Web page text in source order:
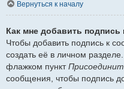
Вернуться к началу
Как мне добавить
Чтобы добавить подпись к
создать её в личном
флажком пункт
сообщения, чтобы подпись